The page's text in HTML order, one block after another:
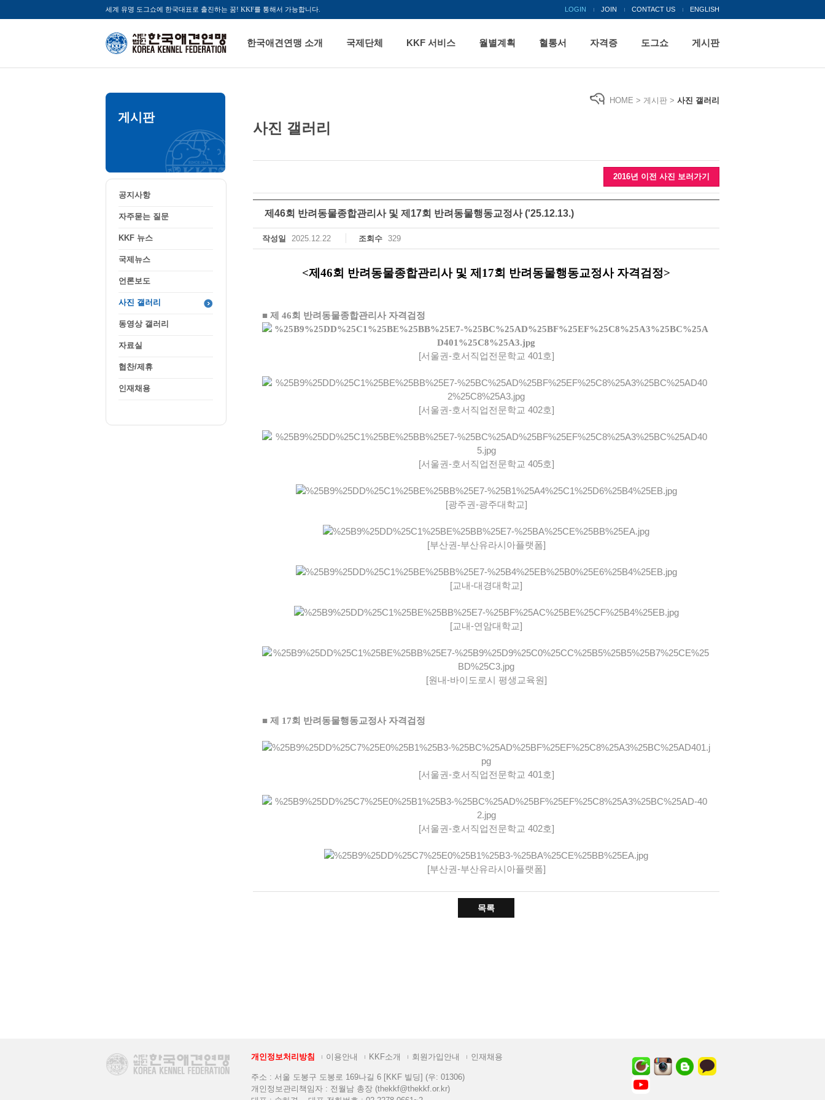
세계 유명 도그쇼에 한국대표로 출진하는 꿈! KKF를 통해서 가능합니다. LOGIN JOIN CONTACT US ENGLISH
한국애견연맹 소개 국제단체 KKF 서비스 월별계획 혈통서 자격증 도그쇼 게시판
게시판
공지사항
자주묻는 질문
KKF 뉴스
국제뉴스
언론보도
사진 갤러리
동영상 갤러리
자료실
협찬/제휴
인재채용
HOME > 게시판 > 사진 갤러리
사진 갤러리
2016년 이전 사진 보러가기
개인정보처리방침 이용안내 KKF소개 회원가입안내 인재채용
주소 : 서울 도봉구 도봉로 169나길 6 [KKF 빌딩] (우: 01306)
개인정보관리책임자 : 전월남 총장 (thekkf@thekkf.or.kr)